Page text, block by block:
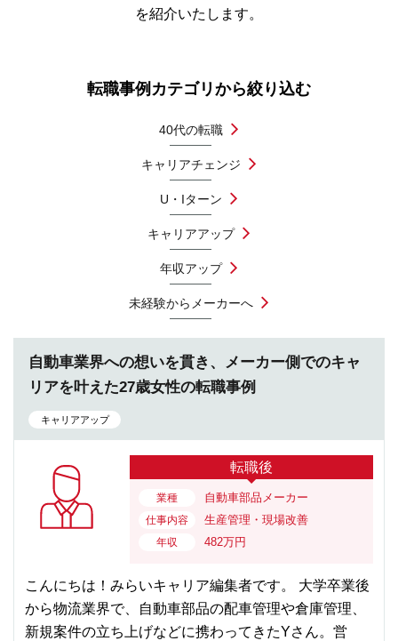
を紹介いたします。
転職事例カテゴリから絞り込む
40代の転職
キャリアチェンジ
U・Iターン
キャリアアップ
年収アップ
未経験からメーカーへ
自動車業界への想いを貫き、メーカー側でのキャ
リアを叶えた27歳女性の転職事例
キャリアアップ
転職後
業種 自動車部品メーカー
仕事内容 生産管理・現場改善
年収 482万円
こんにちは！みらいキャリア編集者です。 大学卒業後
から物流業界で、自動車部品の配車管理や倉庫管理、
新規案件の立ち上げなどに携わってきたYさん。営